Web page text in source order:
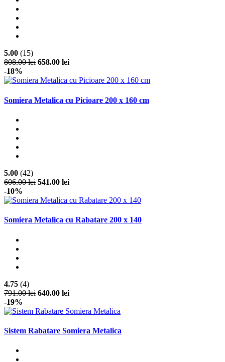
5.00 (15)
808.00 lei 658.00 lei
-18%
Somiera Metalica cu Picioare 200 x 160 cm
5.00 (42)
606.00 lei 541.00 lei
-10%
Somiera Metalica cu Rabatare 200 x 140
4.75 (4)
791.00 lei 640.00 lei
-19%
Sistem Rabatare Somiera Metalica